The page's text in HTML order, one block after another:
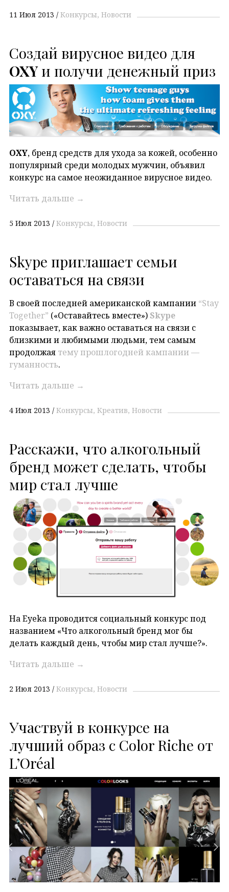
11 Июл 2013 Конкурсы Новости
Создай вирусное видео для
OXYи получи денежный приз
OXY, бренд средств для ухода за кожей, особенно
популярный среди молодых мужчин, объявил
конкурс на самое неожиданное вирусное видео.
Читать дальше →
5 Июл 2013 Конкурсы Новости
Skype приглашает семьи
оставаться на связи
В своей последней американской кампании “Stay
Together” («Оставайтесь вместе»)Skype
показывает, как важно оставаться на связи с
близкими и любимыми людьми, тем самым
продолжая тему прошлогодней кампании —
гуманность.
Читать дальше →
4 Июл 2013 Конкурсы Креатив Новости
Расскажи, что алкогольный
бренд может сделать, чтобы
мир стал лучше
На Eyeka проводится социальный конкурс под
названием «Что алкогольный бренд мог бы
делать каждый день, чтобы мир стал лучше?».
Читать дальше →
2 Июл 2013 Конкурсы Новости
Участвуй в конкурсе на
лучший образ с Color Riche от
L’Oréal